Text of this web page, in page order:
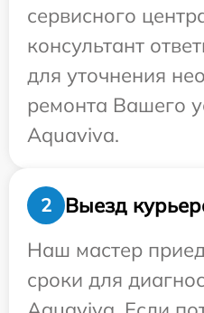
сервисного
консультант
для уточнения
ремонта Вашего
Aquaviva.
2
Выезд
Наш мастер
сроки для